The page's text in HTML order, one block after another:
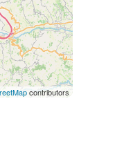
contributors